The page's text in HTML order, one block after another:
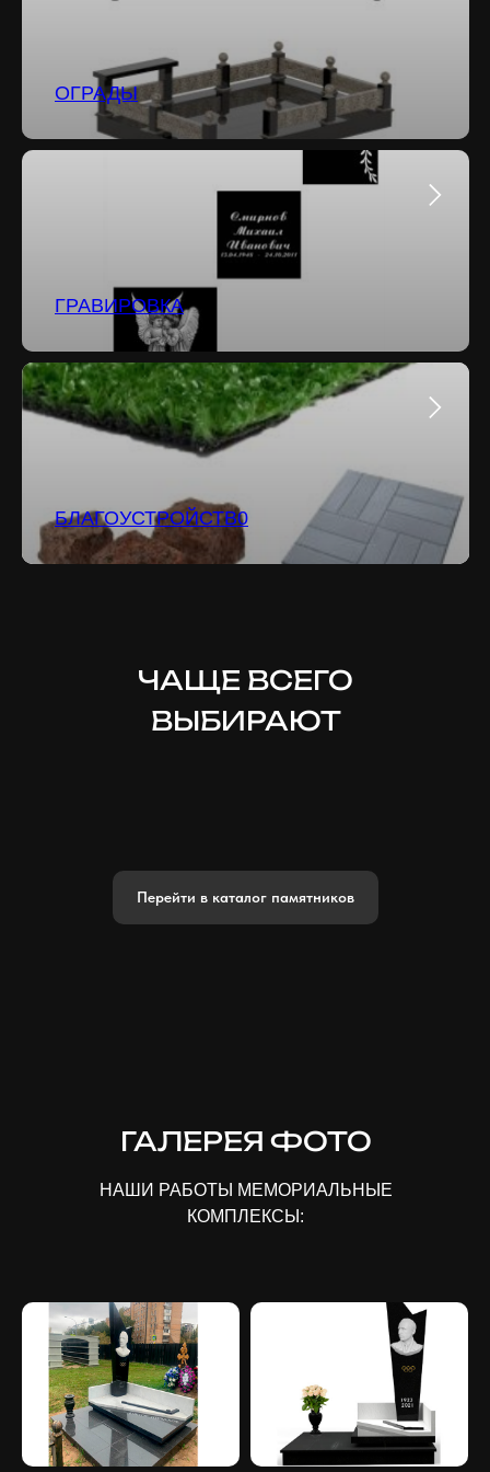
ОГРАДЫ
ГРАВИРОВКА
БЛАГОУСТРОЙСТВ0
ЧАЩЕ ВСЕГО
ВЫБИРАЮТ
Перейти в каталог памятников
ГАЛЕРЕЯ ФОТО
НАШИ РАБОТЫ МЕМОРИАЛЬНЫЕ
КОМПЛЕКСЫ: